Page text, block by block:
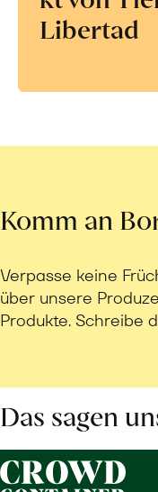
Libertad
Komm an
Verpasse keine
über unsere
Produkte. Schreibe
Das sagen